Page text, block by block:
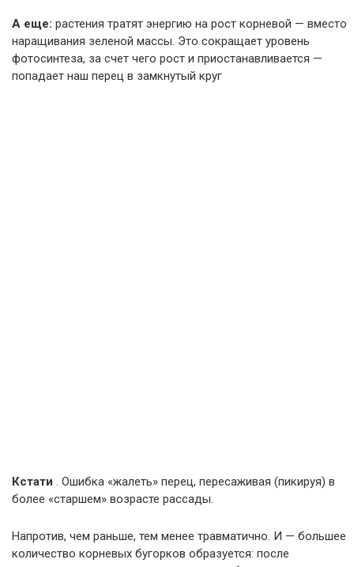
А еще: растения тратят энергию на рост корневой — вместо
наращивания зеленой массы. Это сокращает уровень
фотосинтеза, за счет чего рост и приостанавливается —
попадает наш перец в замкнутый круг
Кстати . Ошибка «жалеть» перец, пересаживая (пикируя) в
более «старшем» возрасте рассады.
Напротив, чем раньше, тем менее травматично. И — большее
количество корневых бугорков образуется: после